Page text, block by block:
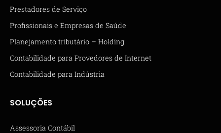
Prestadores de Serviço
Profissionais e Empresas de Saúde
Planejamento tributário – Holding
Contabilidade para Provedores de Internet
Contabilidade para Indústria
SOLUÇÕES
Assessoria Contábil